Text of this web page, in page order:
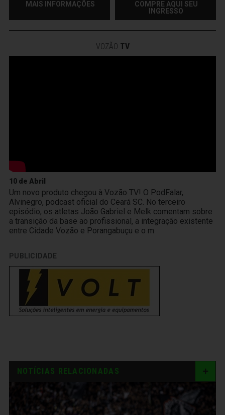
MAIS INFORMAÇÕES
COMPRE AQUI SEU
INGRESSO
VOZÃO TV
10 de Abril
Um novo produto chegou à Vozão TV! O PodFalar,
Alvinegro, podcast oficial do Ceará SC. No terceiro
episódio, os atletas João Gabriel e Melk comentam sobre
a transição da base ao profissional, a integração existente
entre Cidade Vozão e Porangabuçu e o m
PUBLICIDADE
NOTÍCIAS RELACIONADAS